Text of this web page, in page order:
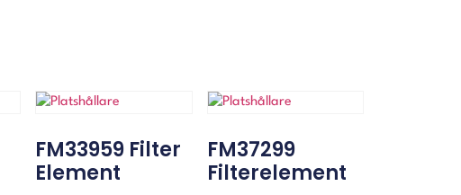
FM33959 Filter
Element
FM37299
Filterelement